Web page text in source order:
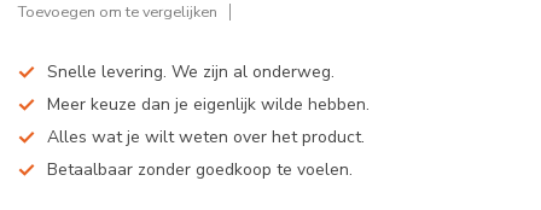
Toevoegen om te vergelijken
Snelle levering. We zijn al onderweg.
Meer keuze dan je eigenlijk wilde hebben.
Alles wat je wilt weten over het product.
Betaalbaar zonder goedkoop te voelen.